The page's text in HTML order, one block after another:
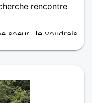
rencontre
soeur. Je voudrais